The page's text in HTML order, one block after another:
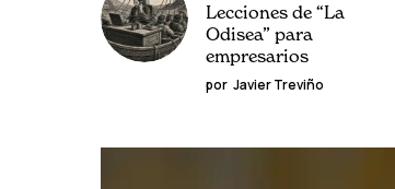
Lecciones de “La
Odisea” para
empresarios
por Javier Treviño